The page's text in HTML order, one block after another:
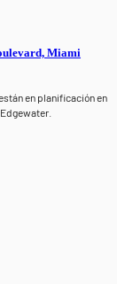
Miami
en planificación en